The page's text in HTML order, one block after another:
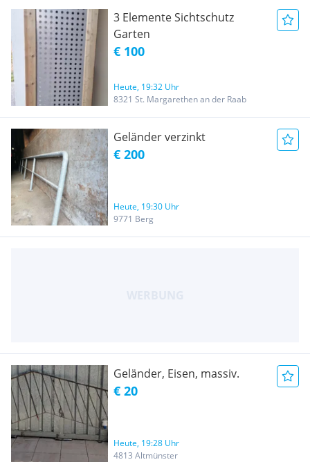
3 Elemente Sichtschutz
Garten
€ 100
Heute, 19:32 Uhr
8321 St. Margarethen an der Raab
Geländer verzinkt
€ 200
Heute, 19:30 Uhr
9771 Berg
Geländer, Eisen, massiv.
€ 20
Heute, 19:28 Uhr
4813 Altmünster